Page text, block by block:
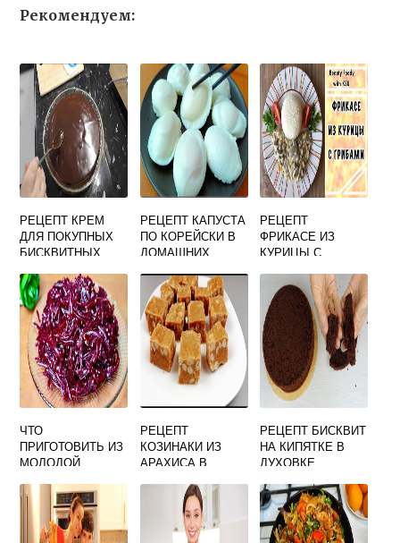
Рекомендуем:
РЕЦЕПТ КРЕМ
ДЛЯ ПОКУПНЫХ
БИСКВИТНЫХ
РЕЦЕПТ КАПУСТА
ПО КОРЕЙСКИ В
ДОМАШНИХ
ЗИМУ
РЕЦЕПТ
ФРИКАСЕ ИЗ
КУРИЦЫ С
СЛИВОЧНОМ
СОУСЕ
ЧТО
ПРИГОТОВИТЬ ИЗ
МОЛОДОЙ
РЕЦЕПТ
КОЗИНАКИ ИЗ
АРАХИСА В
УСЛОВИЯХ
РЕЦЕПТ БИСКВИТ
НА КИПЯТКЕ В
ДУХОВКЕ